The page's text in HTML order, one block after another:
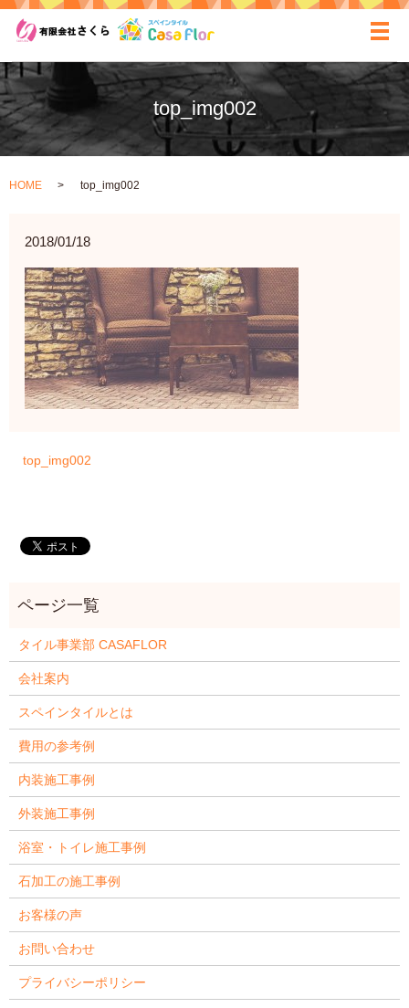
top_img002
HOME top_img002
2018/01/18
top_img002
タイル事業部 CASAFLOR
会社案内
スペインタイルとは
費用の参考例
内装施工事例
外装施工事例
浴室・トイレ施工事例
石加工の施工事例
お客様の声
お問い合わせ
プライバシーポリシー